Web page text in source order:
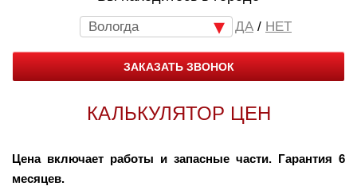
Вологда / НЕТ
ЗАКАЗАТЬ ЗВОНОК
КАЛЬКУЛЯТОР ЦЕН
Цена включает работы и запасные части. Гарантия 6
месяцев.